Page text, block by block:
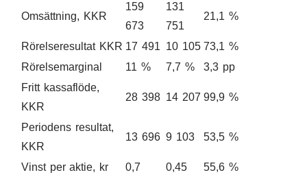
Omsättning, KKR
159
673
131
751
21,1 %
Rörelseresultat KKR 17 491 10 105 73,1 %
Rörelsemarginal
11 % 7,7 %
3,3 pp
Fritt kassaflöde,
KKR
28 398 14 207 99,9 %
Periodens resultat,
KKR
13 696 9 103 53,5 %
Vinst per aktie, kr 0,7 0,45
55,6 %